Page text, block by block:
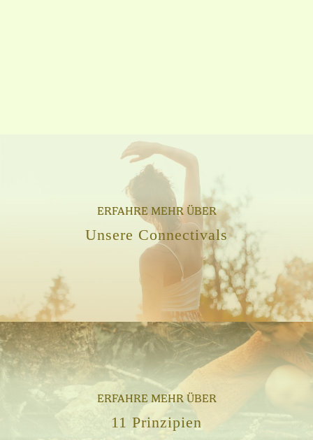
ERFAHRE MEHR ÜBER
Unsere Connectivals
ERFAHRE MEHR ÜBER
11 Prinzipien